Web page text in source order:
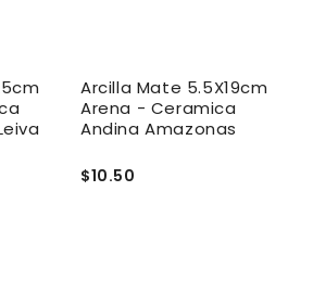
Arcilla Mate 5.5X19cm
Arena - Ceramica
Andina Amazonas
$10.50